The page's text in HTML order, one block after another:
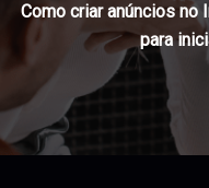
Como criar anúncios no
para